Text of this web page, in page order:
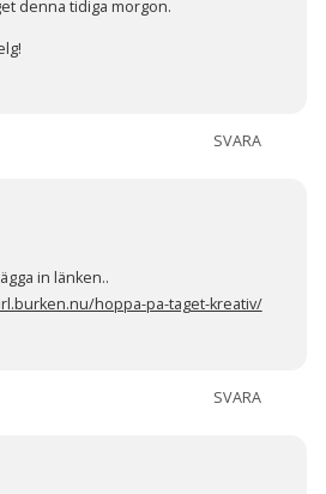
denna tidiga morgon.
SVARA
in länken..
hoppa-pa-taget-kreativ/
SVARA